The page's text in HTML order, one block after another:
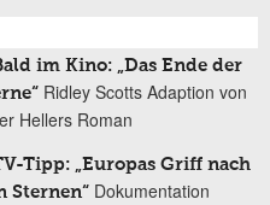
im Kino: „Das Ende der
Ridley Scotts Adaption von
Hellers Roman
Tipp: „Europas Griff nach
Sternen“ Dokumentation